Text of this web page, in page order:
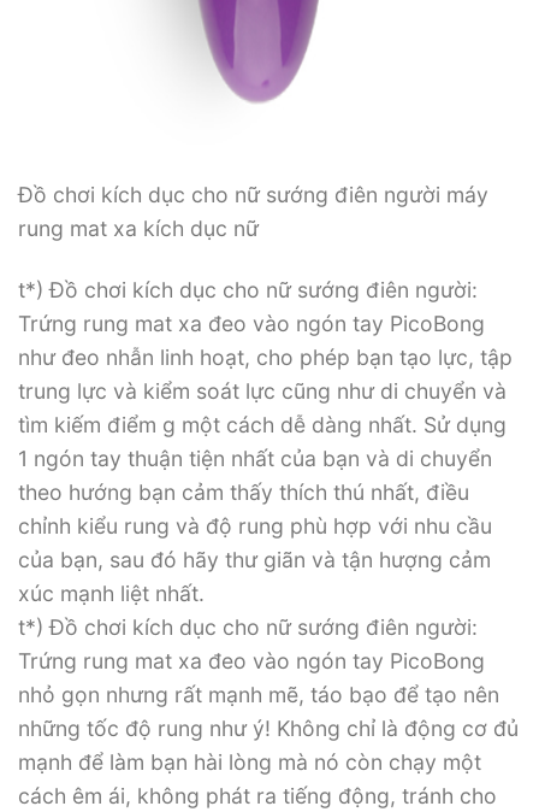
Đồ chơi kích dục cho nữ sướng điên người máy
rung mat xa kích dục nữ
t*) Đồ chơi kích dục cho nữ sướng điên người:
Trứng rung mat xa đeo vào ngón tay PicoBong
như đeo nhẫn linh hoạt, cho phép bạn tạo lực, tập
trung lực và kiểm soát lực cũng như di chuyển và
tìm kiếm điểm g một cách dễ dàng nhất. Sử dụng
1 ngón tay thuận tiện nhất của bạn và di chuyển
theo hướng bạn cảm thấy thích thú nhất, điều
chỉnh kiểu rung và độ rung phù hợp với nhu cầu
của bạn, sau đó hãy thư giãn và tận hượng cảm
xúc mạnh liệt nhất.
t*) Đồ chơi kích dục cho nữ sướng điên người:
Trứng rung mat xa đeo vào ngón tay PicoBong
nhỏ gọn nhưng rất mạnh mẽ, táo bạo để tạo nên
những tốc độ rung như ý! Không chỉ là động cơ đủ
mạnh để làm bạn hài lòng mà nó còn chạy một
cách êm ái, không phát ra tiếng động, tránh cho